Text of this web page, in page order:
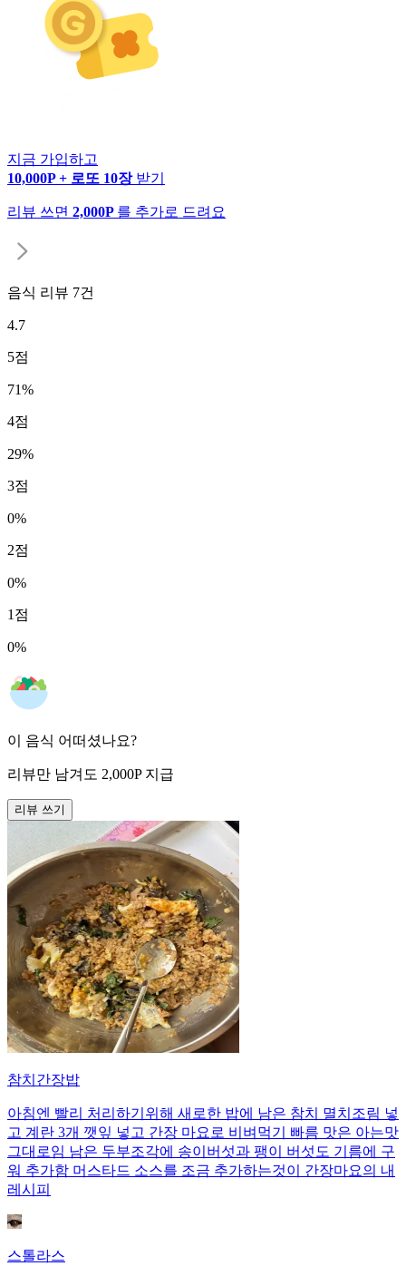
지금 가입하고
10,000P + 로또 10장 받기
리뷰 쓰면 2,000P 를 추가로 드려요
음식 리뷰 7건
4.7
5점
71%
4점
29%
3점
0%
2점
0%
1 점
0%
이 음식 어떠셨나요?
리뷰만 남겨도 2,000P 지급
리뷰 쓰기
참치간장밥
아침엔 빨리 처리하기위해 새로한 밥에 남은 참치 멸치조림 넣
고 계란 3개 깻잎 넣고 간장 마요로 비벼먹기 빠름 맛은 아는맛
그대로임 남은 두부조각에 송이버섯과 팽이 버섯도 기름에 구
워 추가함 머스타드 소스를 조금 추가하는것이 간장마요의 내
레시피
스톨라스